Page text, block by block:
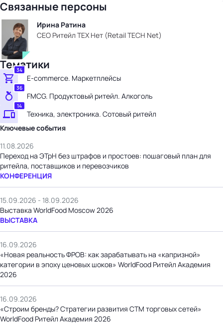
Связанные персоны
Ирина Ратина
CEO Ритейл ТЕХ Нет (Retail TECH Net)
Тематики
34
E-commerce. Маркетплейсы
36
FMCG. Продуктовый ритейл. Алкоголь
14
Техника, электроника. Сотовый ритейл
Ключевые события
11.08.2026
Переход на ЭТрН без штрафов и простоев: пошаговый план для
ритейла, поставщиков и перевозчиков
КОНФЕРЕНЦИЯ
15.09.2026 - 18.09.2026
Выставка WorldFood Moscow 2026
ВЫСТАВКА
16.09.2026
«Новая реальность ФРОВ: как зарабатывать на «капризной»
категории в эпоху ценовых шоков» WorldFood Ритейл Академия
2026
16.09.2026
«Строим бренды? Стратегии развития СТМ торговых сетей»
WorldFood Ритейл Академия 2026